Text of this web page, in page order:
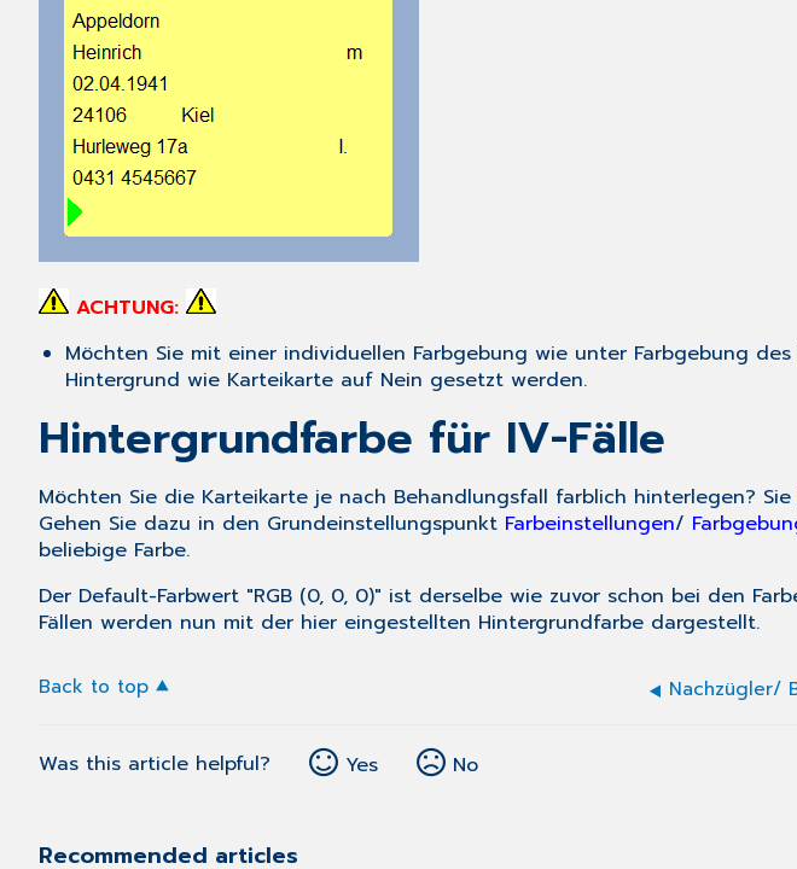
ACHTUNG:
Möchten Sie mit einer individuellen Farbgebung wie unter Farbgebung
Hintergrund wie Karteikarte auf Nein gesetzt werden.
Hintergrundfarbe für IV-Fälle
Möchten Sie die Karteikarte je nach Behandlungsfall farblich hinterlegen?
Gehen Sie dazu in den Grundeinstellungspunkt Farbeinstellungen/
beliebige Farbe.
Der Default-Farbwert "RGB (0, 0, 0)" ist derselbe wie zuvor schon bei den
Fällen werden nun mit der hier eingestellten Hintergrundfarbe dargestellt.
Back to top Nachzügler/
Was this article helpful? Yes No
Recommended articles